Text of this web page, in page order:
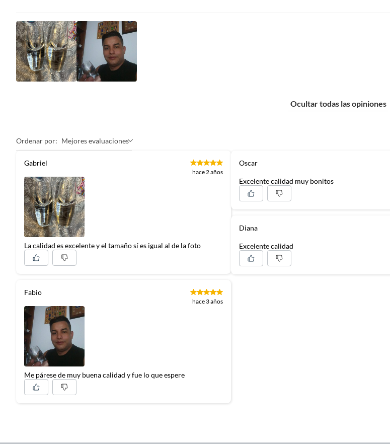
Ocultar todas las opiniones
Ordenar por: Mejores evaluaciones
Gabriel
hace 2 años
La calidad es excelente y el tamaño sí es igual al de la foto
Fabio
hace 3 años
Me párese de muy buena calidad y fue lo que espere
Oscar
Excelente calidad muy bonitos
Diana
Excelente calidad